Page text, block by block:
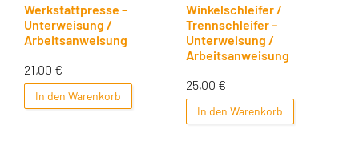
Werkstattpresse –
Unterweisung /
Arbeitsanweisung
21,00 €
In den Warenkorb
Winkelschleifer /
Trennschleifer –
Unterweisung /
Arbeitsanweisung
25,00 €
In den Warenkorb